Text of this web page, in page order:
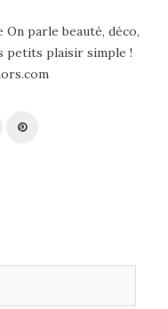
On parle beauté, déco,
petits plaisir simple !